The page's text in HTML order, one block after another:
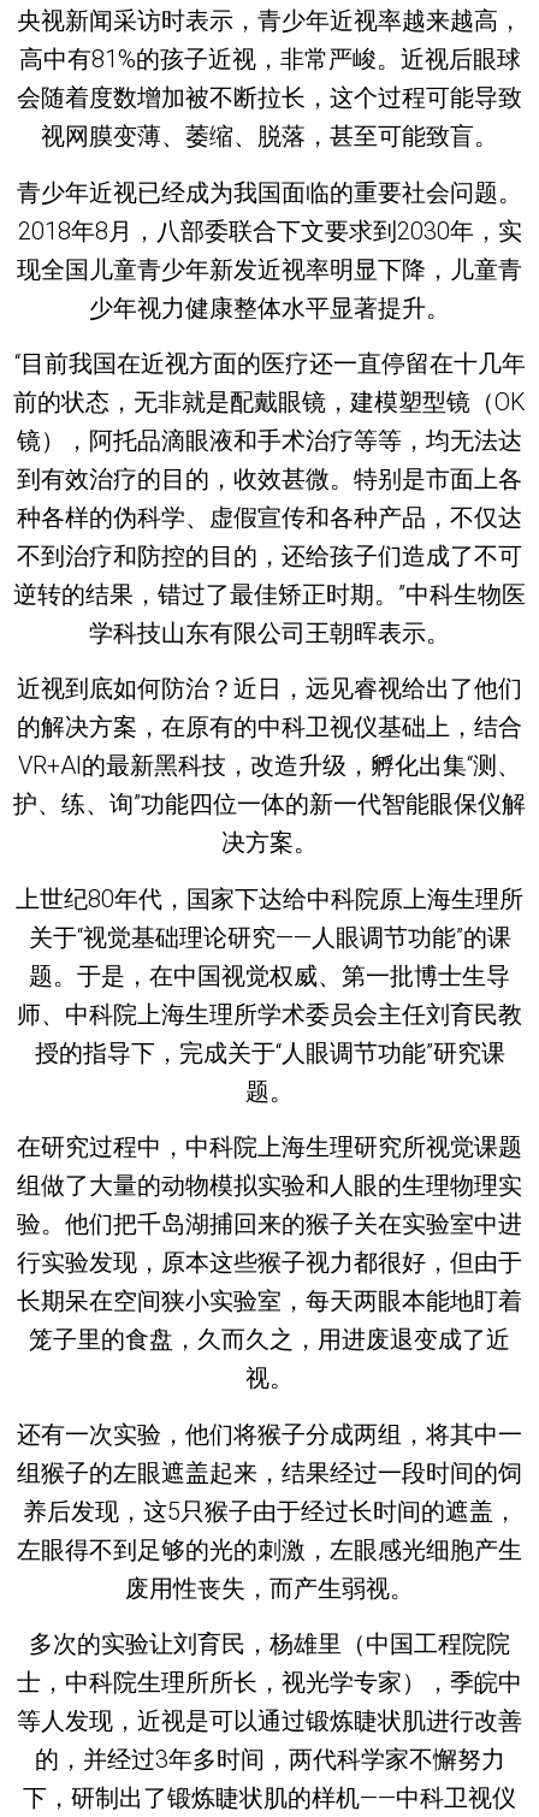
央视新闻采访时表示，青少年近视率越来越高，
高中有81%的孩子近视，非常严峻。近视后眼球
会随着度数增加被不断拉长，这个过程可能导致
视网膜变薄、萎缩、脱落，甚至可能致盲。
青少年近视已经成为我国面临的重要社会问题。
2018年8月，八部委联合下文要求到2030年，实
现全国儿童青少年新发近视率明显下降，儿童青
少年视力健康整体水平显著提升。
“目前我国在近视方面的医疗还一直停留在十几年
前的状态，无非就是配戴眼镜，建模塑型镜（OK
镜），阿托品滴眼液和手术治疗等等，均无法达
到有效治疗的目的，收效甚微。特别是市面上各
种各样的伪科学、虚假宣传和各种产品，不仅达
不到治疗和防控的目的，还给孩子们造成了不可
逆转的结果，错过了最佳矫正时期。”中科生物医
学科技山东有限公司王朝晖表示。
近视到底如何防治？近日，远见睿视给出了他们
的解决方案，在原有的中科卫视仪基础上，结合
VR+AI的最新黑科技，改造升级，孵化出集“测、
护、练、询”功能四位一体的新一代智能眼保仪解
决方案。
上世纪80年代，国家下达给中科院原上海生理所
关于“视觉基础理论研究——人眼调节功能”的课
题。于是，在中国视觉权威、第一批博士生导
师、中科院上海生理所学术委员会主任刘育民教
授的指导下，完成关于“人眼调节功能”研究课
题。
在研究过程中，中科院上海生理研究所视觉课题
组做了大量的动物模拟实验和人眼的生理物理实
验。他们把千岛湖捕回来的猴子关在实验室中进
行实验发现，原本这些猴子视力都很好，但由于
长期呆在空间狭小实验室，每天两眼本能地盯着
笼子里的食盘，久而久之，用进废退变成了近
视。
还有一次实验，他们将猴子分成两组，将其中一
组猴子的左眼遮盖起来，结果经过一段时间的饲
养后发现，这5只猴子由于经过长时间的遮盖，
左眼得不到足够的光的刺激，左眼感光细胞产生
废用性丧失，而产生弱视。
多次的实验让刘育民，杨雄里（中国工程院院
士，中科院生理所所长，视光学专家），季皖中
等人发现，近视是可以通过锻炼睫状肌进行改善
的，并经过3年多时间，两代科学家不懈努力
下，研制出了锻炼睫状肌的样机——中科卫视仪